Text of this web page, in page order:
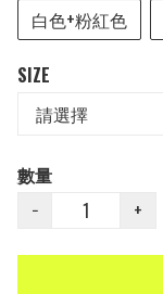
白色+粉紅色
SIZE
數量
−
+